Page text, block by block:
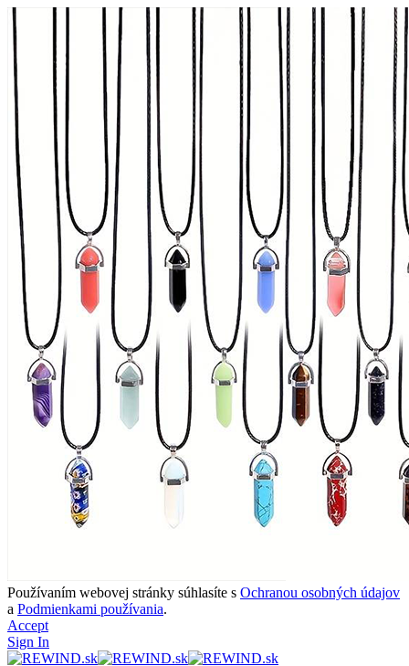
Používaním webovej stránky súhlasíte s Ochranou osobných údajov
a Podmienkami používania.
Accept
Sign In